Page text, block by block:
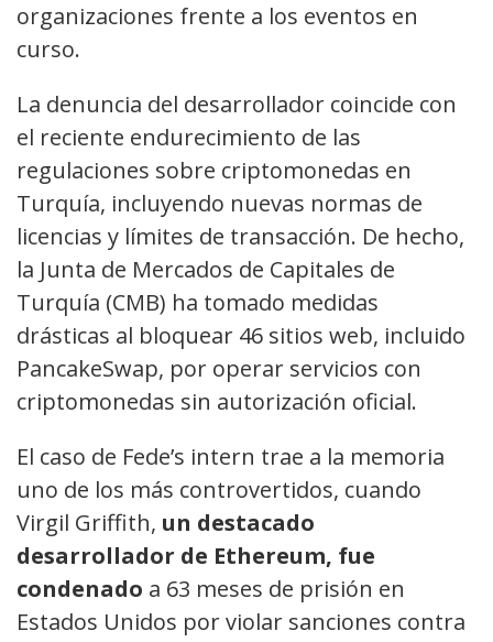
organizaciones frente a los eventos en
curso.
La denuncia del desarrollador coincide con
el reciente endurecimiento de las
regulaciones sobre criptomonedas en
Turquía, incluyendo nuevas normas de
licencias y límites de transacción. De hecho,
la Junta de Mercados de Capitales de
Turquía (CMB) ha tomado medidas
drásticas al bloquear 46 sitios web, incluido
PancakeSwap, por operar servicios con
criptomonedas sin autorización oficial.
El caso de Fede’s intern trae a la memoria
uno de los más controvertidos, cuando
Virgil Griffith, un destacado
desarrollador de Ethereum, fue
condenado a 63 meses de prisión en
Estados Unidos por violar sanciones contra